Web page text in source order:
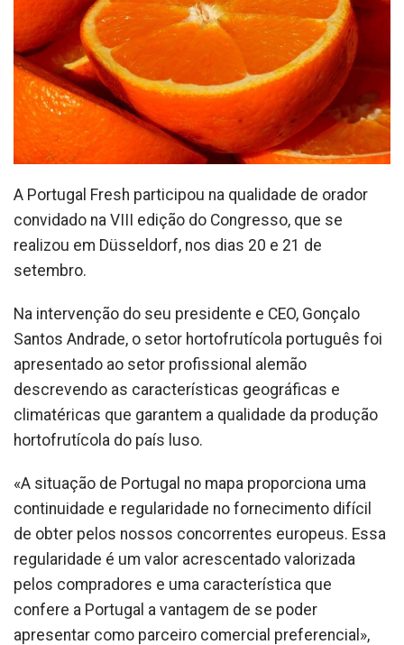
A Portugal Fresh participou na qualidade de orador
convidado na VIII edição do Congresso, que se
realizou em Düsseldorf, nos dias 20 e 21 de
setembro.
Na intervenção do seu presidente e CEO, Gonçalo
Santos Andrade, o setor hortofrutícola português foi
apresentado ao setor profissional alemão
descrevendo as características geográficas e
climatéricas que garantem a qualidade da produção
hortofrutícola do país luso.
«A situação de Portugal no mapa proporciona uma
continuidade e regularidade no fornecimento difícil
de obter pelos nossos concorrentes europeus. Essa
regularidade é um valor acrescentado valorizada
pelos compradores e uma característica que
confere a Portugal a vantagem de se poder
apresentar como parceiro comercial preferencial»,